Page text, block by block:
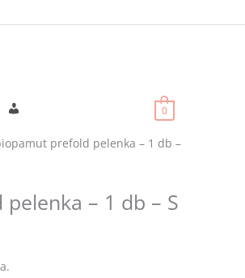
0
prefold pelenka – 1 db –
– 1 db – S